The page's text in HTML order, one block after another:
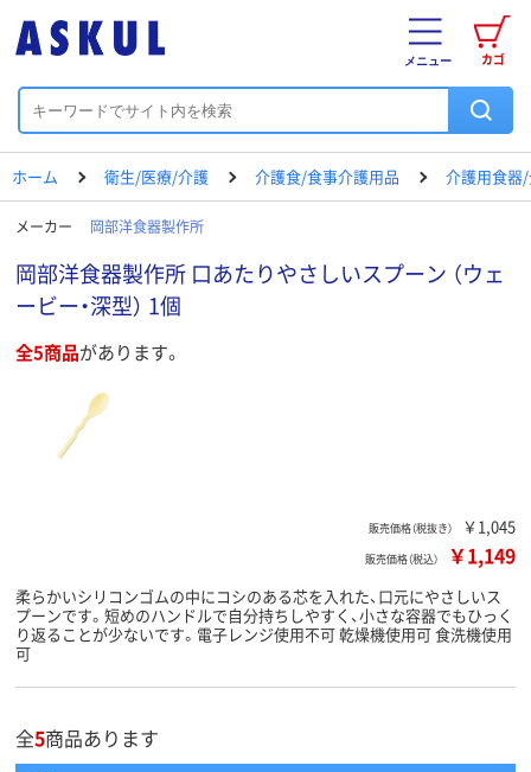
カゴ
メニュー
ホーム 衛生/医療/介護 介護食/食事介護用品 介護用食器
メーカー 岡部洋食器製作所
岡部洋食器製作所 口あたりやさしいスプーン （ウェ
ービー・深型） 1個
全5商品があります。
販売価格（税抜き） ￥1,045
販売価格（税込） ￥1,149
柔らかいシリコンゴムの中にコシのある芯を入れた、口元にやさしいス
プーンです。短めのハンドルで自分持ちしやすく、小さな容器でもひっく
り返ることが少ないです。電子レンジ使用不可 乾燥機使用可 食洗機使用
可
全5商品あります